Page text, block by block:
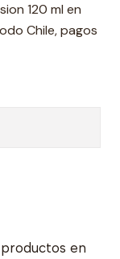
120 ml en
Chile, pagos
en